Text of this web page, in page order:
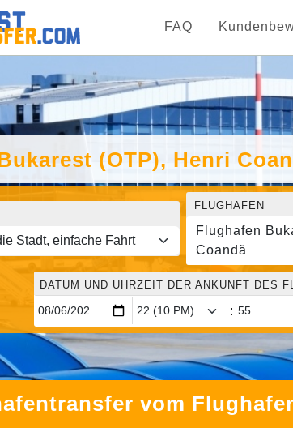
FAQ
(OTP), Henri
FLUGHAFEN
Flughafen
Coandă
DATUM UND UHRZEIT DER ANKUNFT DES
:
vom